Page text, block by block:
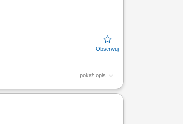
pokaż opis
układania nawierzchni